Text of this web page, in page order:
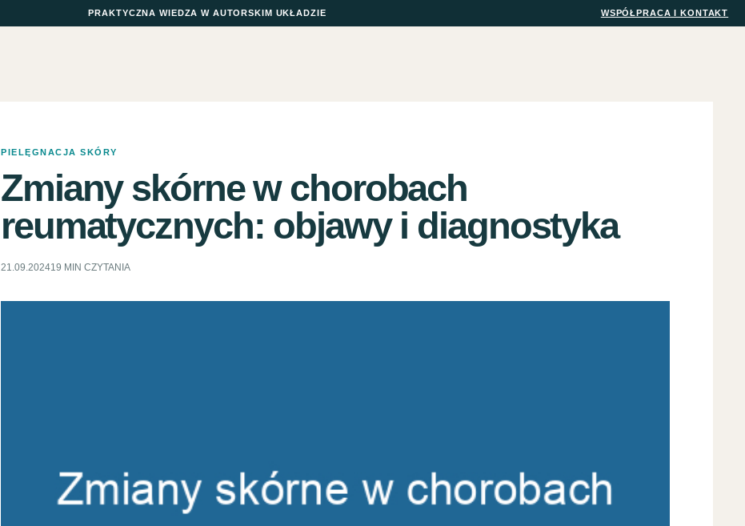
PRAKTYCZNA WIEDZA W AUTORSKIM UKŁADZIE WSPÓŁPRACA I KONTAKT
PIELĘGNACJA SKÓRY
Zmiany skórne w chorobach
reumatycznych: objawy i diagnostyka
21.09.202419 MIN CZYTANIA